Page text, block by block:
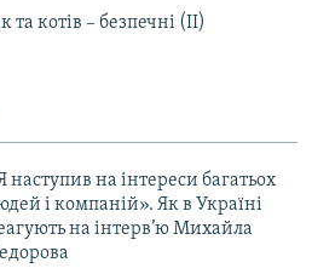
та котів – безпечні (II)
наступив на інтереси багатьох
і компаній». Як в Україні
на інтерв’ю Михайла